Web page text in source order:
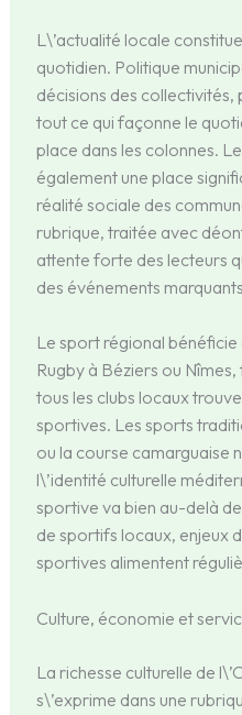
L\’actualité locale
quotidien. Politique
décisions des collectivités,
tout ce qui façonne le
place dans les colonnes.
également une place
réalité sociale des
rubrique, traitée avec
attente forte des lecteurs
des événements
Le sport régional
Rugby à Béziers ou
tous les clubs locaux
sportives. Les sports
ou la course camarguaise
l\’identité culturelle
sportive va bien au-delà
de sportifs locaux, enjeux
sportives alimentent
Culture, économie et
La richesse culturelle de
s\’exprime dans une